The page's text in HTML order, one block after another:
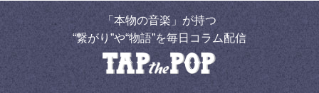
「本物の音楽」が持つ
“繋がり”や“物語”を毎日コラム配信